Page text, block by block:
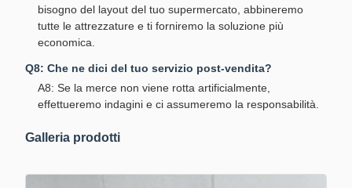
bisogno del layout del tuo supermercato, abbineremo
tutte le attrezzature e ti forniremo la soluzione più
economica.
Q8: Che ne dici del tuo servizio post-vendita?
A8: Se la merce non viene rotta artificialmente,
effettueremo indagini e ci assumeremo la responsabilità.
Galleria prodotti